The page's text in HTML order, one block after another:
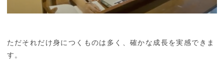
ただそれだけ身につくものは多く、確かな成長を実感できま
す。